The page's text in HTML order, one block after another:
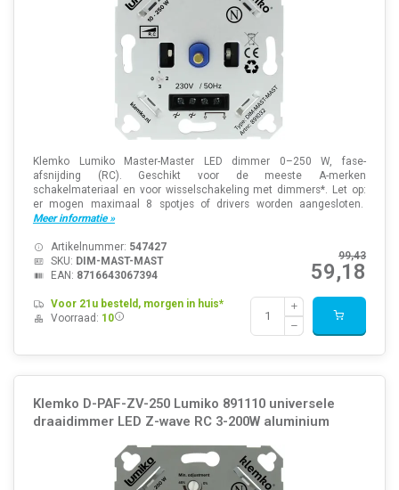
Klemko Lumiko Master-Master LED dimmer 0–250 W, fase-
afsnijding (RC). Geschikt voor de meeste A-merken
schakelmateriaal en voor wisselschakeling met dimmers*. Let op:
er mogen maximaal 8 spotjes of drivers worden aangesloten.
Meer informatie »
99,43
59,18
Artikelnummer: 547427
SKU: DIM-MAST-MAST
EAN: 8716643067394
Voor 21u besteld, morgen in huis*
Voorraad: 10
Klemko D-PAF-ZV-250 Lumiko 891110 universele
draaidimmer LED Z-wave RC 3-200W aluminium